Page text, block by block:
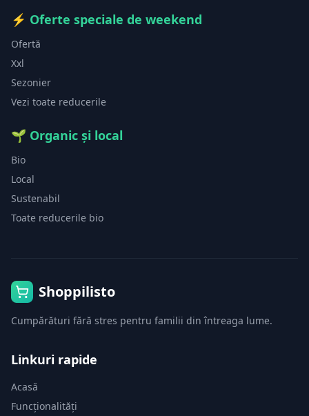
⚡ Oferte speciale de weekend
Ofertă
Xxl
Sezonier
Vezi toate reducerile
🌱 Organic și local
Bio
Local
Sustenabil
Toate reducerile bio
Shoppilisto
Cumpărături fără stres pentru familii din întreaga lume.
Linkuri rapide
Acasă
Funcționalități